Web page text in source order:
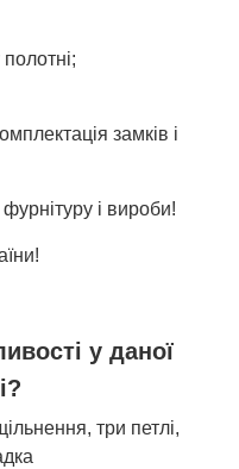
замків і
і вироби!
у даної
три петлі,